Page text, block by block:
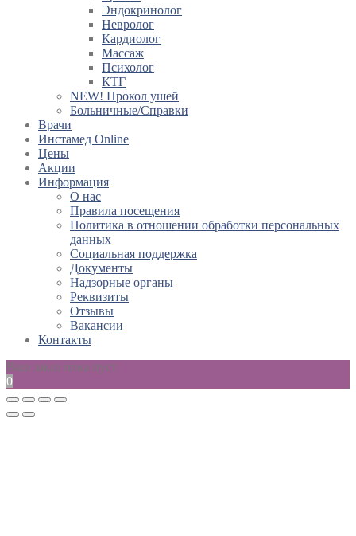
Эндокринолог
Невролог
Кардиолог
Массаж
Психолог
КТГ
NEW! Прокол ушей
Больничные/Справки
Врачи
Инстамед Online
Цены
Акции
Информация
О нас
Правила посещения
Политика в отношении обработки персональных
данных
Социальная поддержка
Документы
Надзорные органы
Реквизиты
Отзывы
Вакансии
Контакты
Ваш заказ пока пуст
0